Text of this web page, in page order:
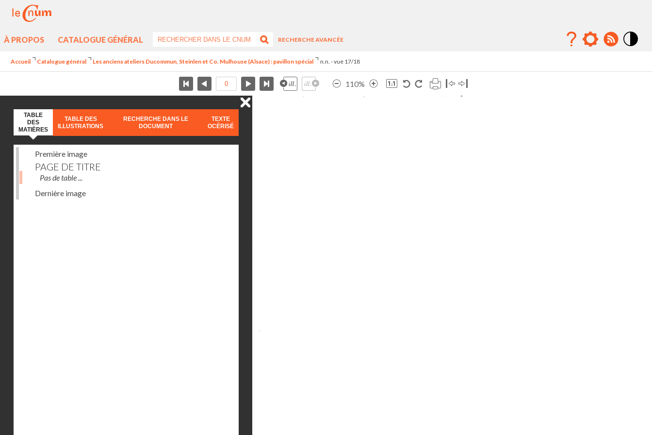
À PROPOS CATALOGUE GÉNÉRAL
RECHERCHE AVANCÉE
Accueil Catalogue général Les anciens ateliers Ducommun, Steinlen et Co. Mulhouse (Alsace) : pavillon spécial n.n. - vue 17/18
110%
TABLE
DES
MATIÈRES
TABLE DES
ILLUSTRATIONS
RECHERCHE DANS LE
DOCUMENT
TEXTE
OCÉRISÉ
Première image
PAGE DE TITRE
Pas de table ...
Dernière image